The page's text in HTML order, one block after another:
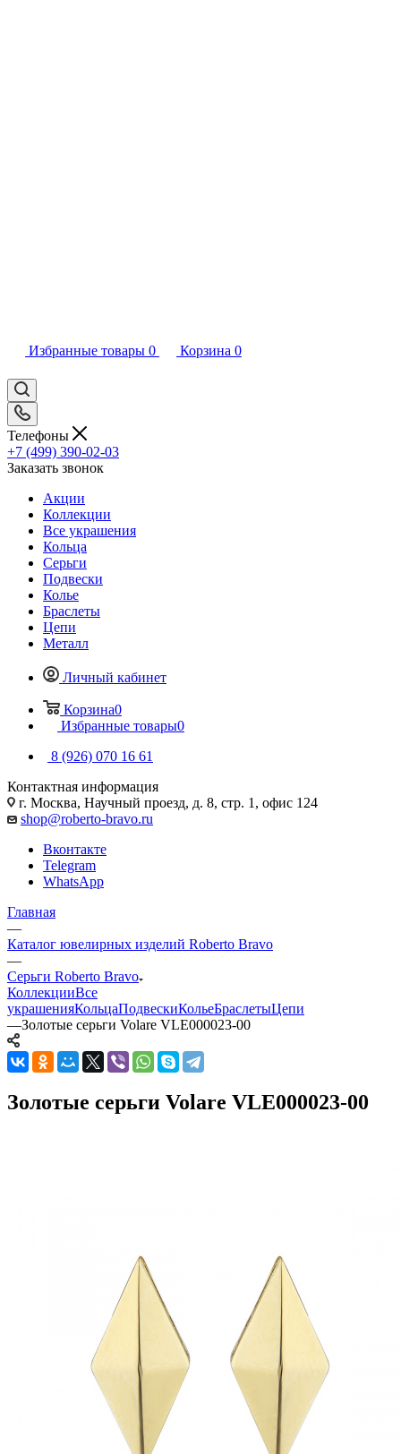
Избранные товары 0 Корзина 0
Телефоны
+7 (499) 390-02-03
Заказать звонок
Акции
Коллекции
Все украшения
Кольца
Серьги
Подвески
Колье
Браслеты
Цепи
Металл
Личный кабинет
Корзина0
Избранные товары0
8 (926) 070 16 61
Контактная информация
г. Москва, Научный проезд, д. 8, стр. 1, офис 124
shop@roberto-bravo.ru
Вконтакте
Telegram
WhatsApp
Главная
—
Каталог ювелирных изделий Roberto Bravo
—
Серьги Roberto Bravo
КоллекцииВсе
украшенияКольцаПодвескиКольеБраслетыЦепи
—Золотые серьги Volare VLE000023-00
Золотые серьги Volare VLE000023-00